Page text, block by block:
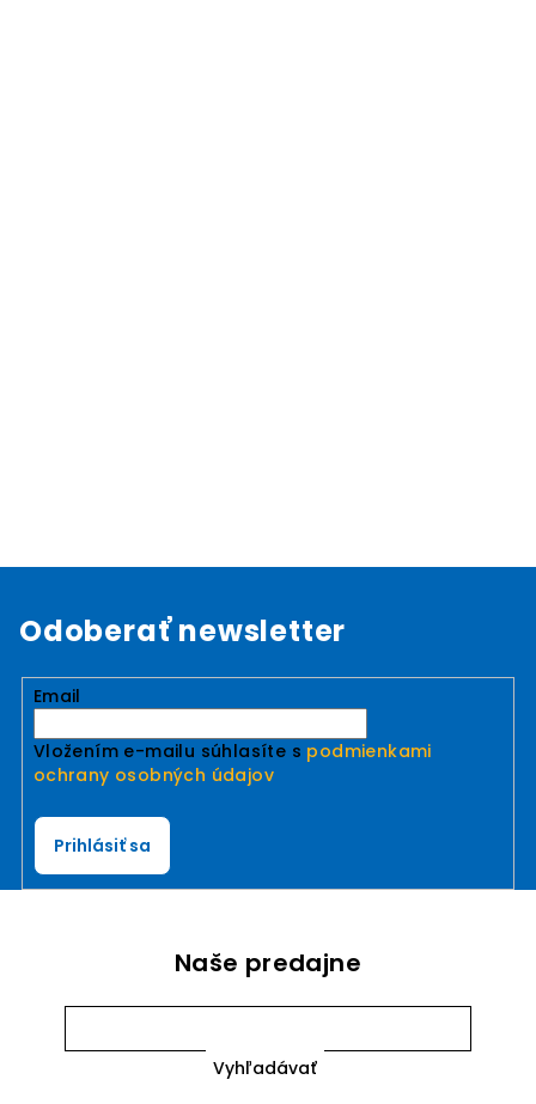
Odoberať newsletter
Email
Vložením e-mailu súhlasíte s podmienkami
ochrany osobných údajov
Prihlásiť sa
Naše predajne